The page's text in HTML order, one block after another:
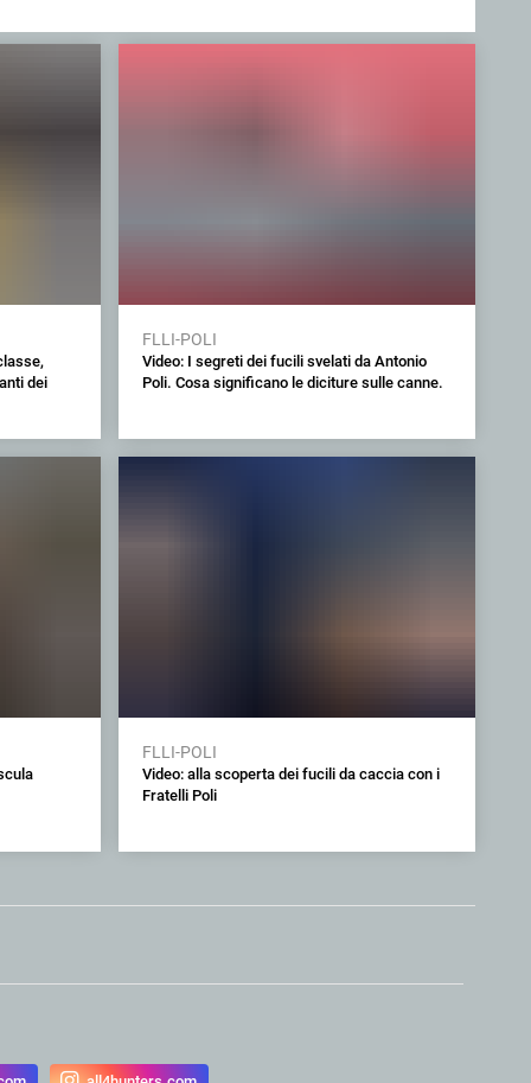
dei
FLLI-POLI
Video: I segreti dei fucili svelati da Antonio
Poli. Cosa significano le diciture sulle canne.
FLLI-POLI
Video: alla scoperta dei fucili da caccia con i
Fratelli Poli